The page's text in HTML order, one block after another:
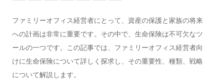
ファミリーオフィス経営者にとって、資産の保護と家族の将来
への計画は非常に重要です。その中で、生命保険は不可欠なツ
ールの一つです。この記事では、ファミリーオフィス経営者向
けに生命保険について詳しく探求し、その重要性、種類、戦略
について解説します。